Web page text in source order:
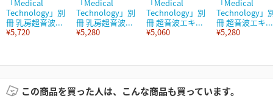
「Medical
Technology」別
冊 乳房超音波...
¥5,720
「Medical
Technology」別
冊 乳房超音波...
¥5,280
「Medical
Technology」別
冊 超音波エキ...
¥5,060
「Medical
Technology」
冊 超音波エキ...
¥5,280
この商品を買った人は、こんな商品も買っています。